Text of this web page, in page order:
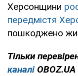
Херсонщини
передмістя
пошкоджено
Тільки
каналі OBOZ.UA